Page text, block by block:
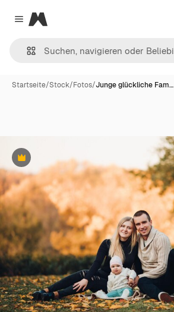
Close menu
Magnific
Startseite/Stock/Fotos/Junge glückliche Fam…
Premium